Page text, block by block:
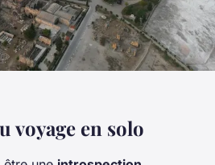
voyage en solo